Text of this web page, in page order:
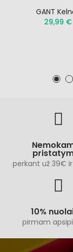
GANT
29,99 €
perkant už 39€
10%
pirmam